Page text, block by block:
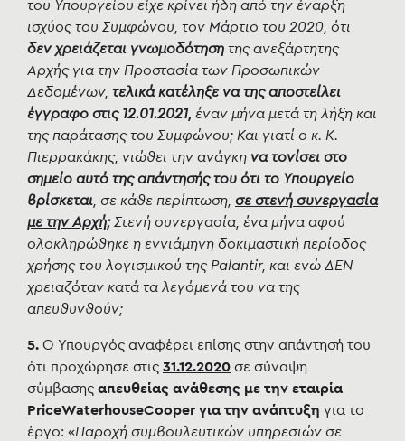
του Υπουργείου είχε κρίνει ήδη από την έναρξη
ισχύος του Συμφώνου, τον Μάρτιο του 2020, ότι
δεν χρειάζεται γνωμοδότηση της ανεξάρτητης
Αρχής για την Προστασία των Προσωπικών
Δεδομένων, τελικά κατέληξε να της αποστείλει
έγγραφο στις 12.01.2021, έναν μήνα μετά τη λήξη και
της παράτασης του Συμφώνου; Και γιατί ο κ. Κ.
Πιερρακάκης, νιώθει την ανάγκη να τονίσει στο
σημείο αυτό της απάντησής του ότι το Υπουργείο
βρίσκεται, σε κάθε περίπτωση, σε στενή συνεργασία
με την Αρχή;Στενή συνεργασία, ένα μήνα αφού
ολοκληρώθηκε η εννιάμηνη δοκιμαστική περίοδος
χρήσης του λογισμικού της Palantir, και ενώ ΔΕΝ
χρειαζόταν κατά τα λεγόμενά του να της
απευθυνθούν;
5. Ο Υπουργός αναφέρει επίσης στην απάντησή του
ότι προχώρησε στις 31.12.2020 σε σύναψη
σύμβασης απευθείας ανάθεσης με την εταιρία
PriceWaterhouseCooper για την ανάπτυξη για το
έργο: «Παροχή συμβουλευτικών υπηρεσιών σε